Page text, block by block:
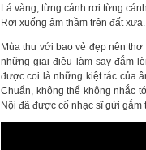
Lá vàng, từng cánh rơi từng cánh
Rơi xuống âm thầm trên đất
Mùa thu với bao vẻ đẹp nên
những giai điệu làm say đắm
được coi là những kiệt tác của
Chuẩn, không thể không nhắc
Nội đã được cố nhạc sĩ gửi gắm